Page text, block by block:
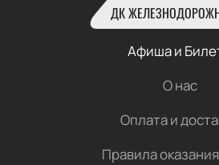
ДК
Афиша и
О нас
Оплата и
Правила